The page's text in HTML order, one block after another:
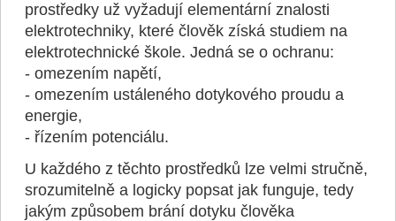
prostředky už vyžadují elementární znalosti
elektrotechniky, které člověk získá studiem na
elektrotechnické škole. Jedná se o ochranu:
- omezením napětí,
- omezením ustáleného dotykového proudu a
energie,
- řízením potenciálu.
U každého z těchto prostředků lze velmi stručně,
srozumitelně a logicky popsat jak funguje, tedy
jakým způsobem brání dotyku člověka